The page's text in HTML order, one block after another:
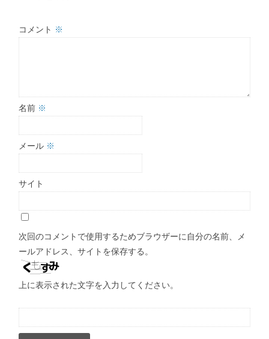
コメント ※
名前 ※
メール ※
サイト
次回のコメントで使用するためブラウザーに自分の名前、メ
ールアドレス、サイトを保存する。
上に表示された文字を入力してください。